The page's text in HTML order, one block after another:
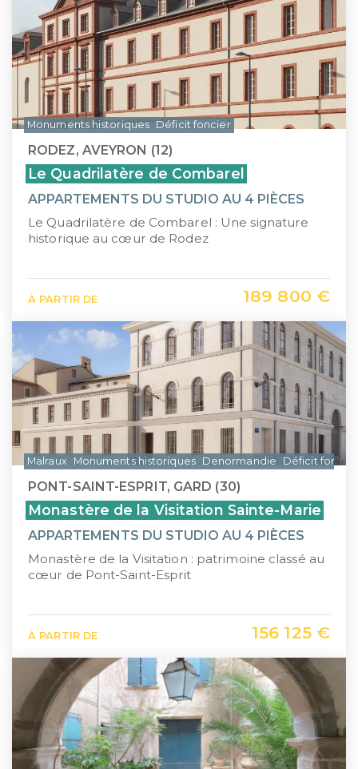
RODEZ, AVEYRON (12)
Le Quadrilatère de Combarel
APPARTEMENTS DU STUDIO AU 4 PIÈCES
Le Quadrilatère de Combarel : Une signature
historique au cœur de Rodez
À PARTIR DE 189 800 €
Monuments historiques Déficit foncier
PONT-SAINT-ESPRIT, GARD (30)
Monastère de la Visitation Sainte-Marie
APPARTEMENTS DU STUDIO AU 4 PIÈCES
Monastère de la Visitation : patrimoine classé au
cœur de Pont-Saint-Esprit
À PARTIR DE 156 125 €
Malraux Monuments historiques Denormandie Déficit foncier